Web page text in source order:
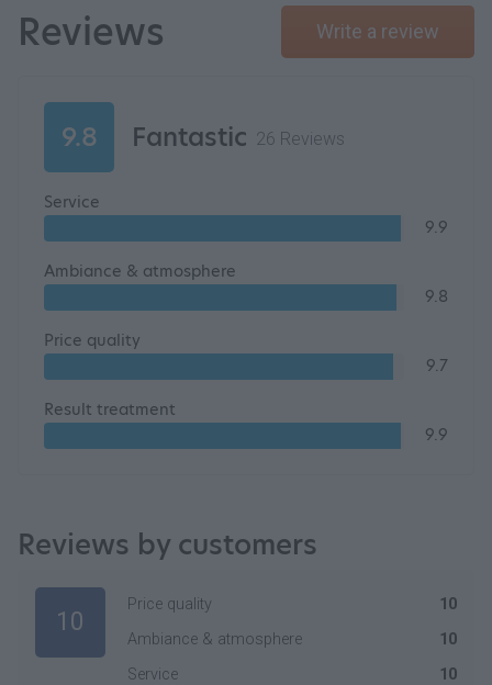
Reviews Write a review
9.8 Fantastic 26 Reviews
Service
9.9
Ambiance & atmosphere
9.8
Price quality
9.7
Result treatment
9.9
Reviews by customers
10
Price quality
10
Ambiance & atmosphere
10
Service
10